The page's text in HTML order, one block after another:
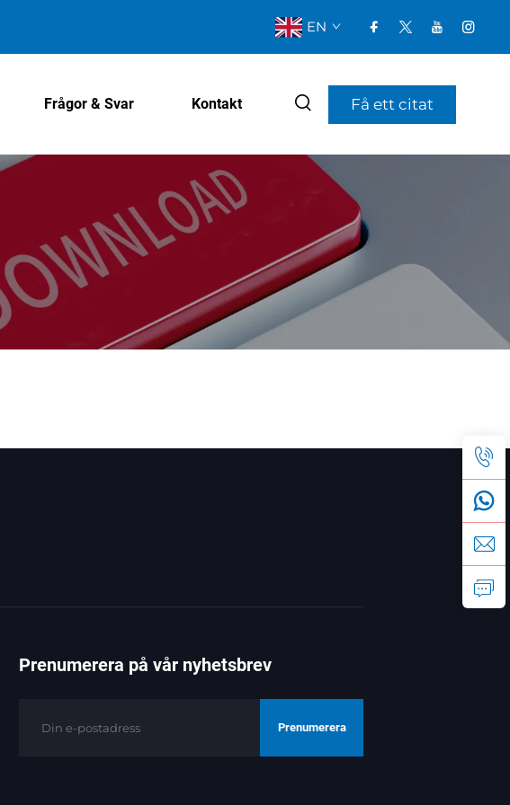
EN
Frågor & Svar Kontakt Få ett citat
Prenumerera på vår nyhetsbrev
Prenumerera